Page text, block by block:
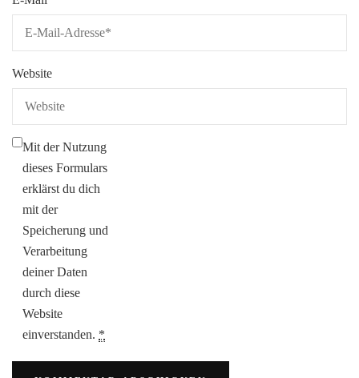
Website
Mit der Nutzung
dieses Formulars
erklärst du dich
mit der
Speicherung und
Verarbeitung
deiner Daten
durch diese
Website
einverstanden. *